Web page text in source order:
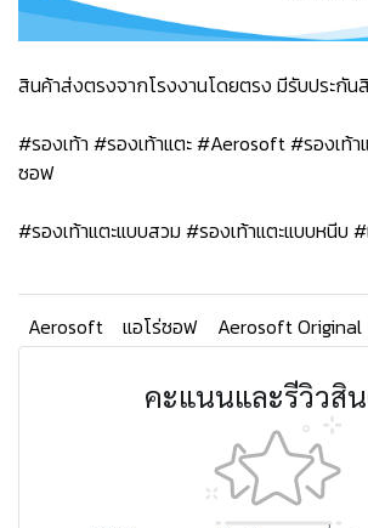
สินค้าส่งตรงจากโรงงานโดยตรง มีรับประกัน
#รองเท้า #รองเท้าแตะ #Aerosoft #รองเท้
ซอฟ
#รองเท้าแตะแบบสวม #รองเท้าแตะแบบหนีบ
Aerosoft แอโร่ซอฟ Aerosoft Original
คะแนนและรีวิวสิ